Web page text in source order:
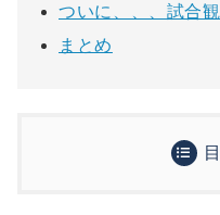
ついに、、、試合観
まとめ